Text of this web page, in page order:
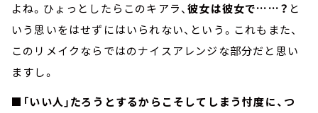
よね。ひょっとしたらこのキアラ、彼女は彼女で……？ と
いう思いをはせずにはいられない、という。これもまた、
このリメイクならではのナイスアレンジな部分だと思い
ますし。
■「いい人」たろうとするからこそしてしまう忖度に、つ